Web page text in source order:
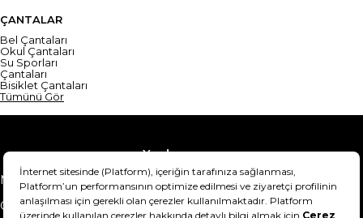
ÇANTALAR
Bel Çantaları
Okul Çantaları
Su Sporları
Çantaları
Bisiklet Çantaları
Tümünü Gör
Yardım
Mesafeli Satış Sözleşmesi
Teslimat Bilgisi
Gizlilik Sözleşmesi
Şartlar & Koşullar